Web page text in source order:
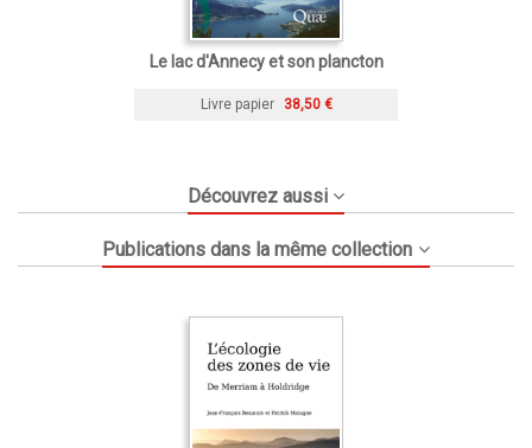
Le lac d'Annecy et son plancton
Livre papier 38,50 €
Découvrez aussi
Publications dans la même collection